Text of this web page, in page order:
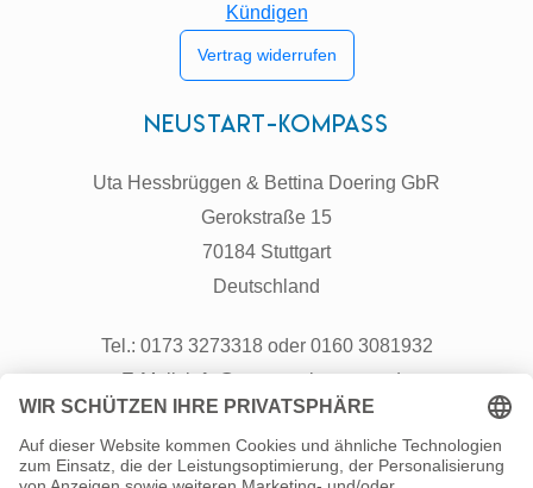
Kündigen
Vertrag widerrufen
Neustart-Kompass
Uta Hessbrüggen & Bettina Doering GbR
Gerokstraße 15
70184 Stuttgart
Deutschland
Tel.: 0173 3273318 oder 0160 3081932
E-Mail: info@neustart-kompass.de
Besuch uns auch aufInstagram